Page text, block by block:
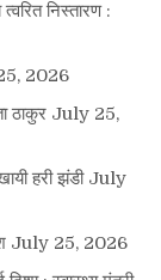
निस्तारण :
2026
ठाकुर July 25,
हरी झंडी July
July 25, 2026